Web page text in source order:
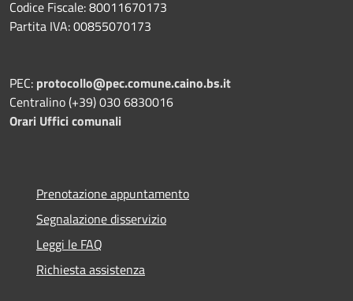
Codice Fiscale: 80011670173
Partita IVA: 00855070173
PEC: protocollo@pec.comune.caino.bs.it
Centralino (+39) 030 6830016
Orari Uffici comunali
Prenotazione appuntamento
Segnalazione disservizio
Leggi le FAQ
Richiesta assistenza